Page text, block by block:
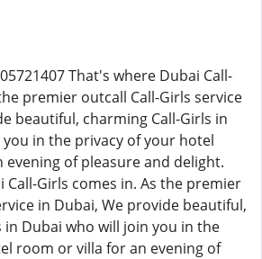
That's where Dubai Call-
premier outcall Call-Girls service
beautiful, charming Call-Girls in
in the privacy of your hotel
of pleasure and delight.
Call-Girls comes in. As the premier
in Dubai, We provide beautiful,
in Dubai who will join you in the
room or villa for an evening of